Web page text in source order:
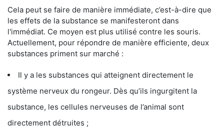
Cela peut se faire de manière immédiate, c’est-à-dire que
les effets de la substance se manifesteront dans
l'immédiat. Ce moyen est plus utilisé contre les souris.
Actuellement, pour répondre de manière efficiente, deux
substances priment sur marché :
Il y a les substances qui atteignent directement le
système nerveux du rongeur. Dès qu’ils ingurgitent la
substance, les cellules nerveuses de l’animal sont
directement détruites ;